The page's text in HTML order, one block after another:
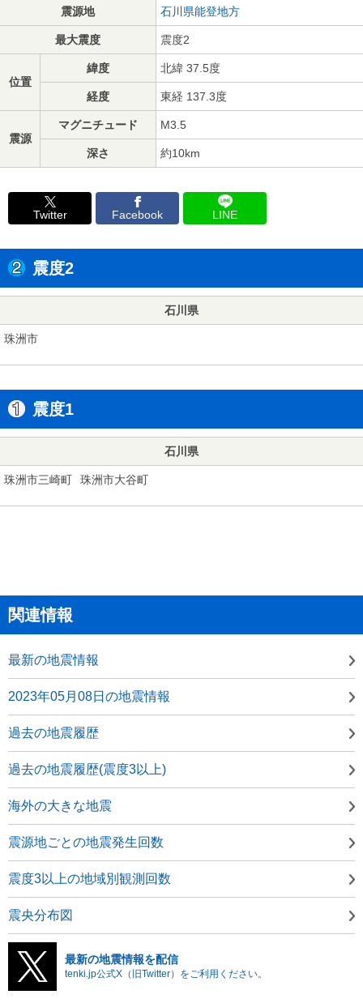
震源地 石川県能登地方
最大震度 震度2
位置
緯度 北緯 37.5度
経度 東経 137.3度
震源
マグニチュード M3.5
深さ 約10km
Twitter Facebook LINE
震度2
石川県
珠洲市
震度1
石川県
珠洲市三崎町 珠洲市大谷町
関連情報
最新の地震情報
2023年05月08日の地震情報
過去の地震履歴
過去の地震履歴(震度3以上)
海外の大きな地震
震源地ごとの地震発生回数
震度3以上の地域別観測回数
震央分布図
最新の地震情報を配信
tenki.jp公式X（旧Twitter）をご利用ください。